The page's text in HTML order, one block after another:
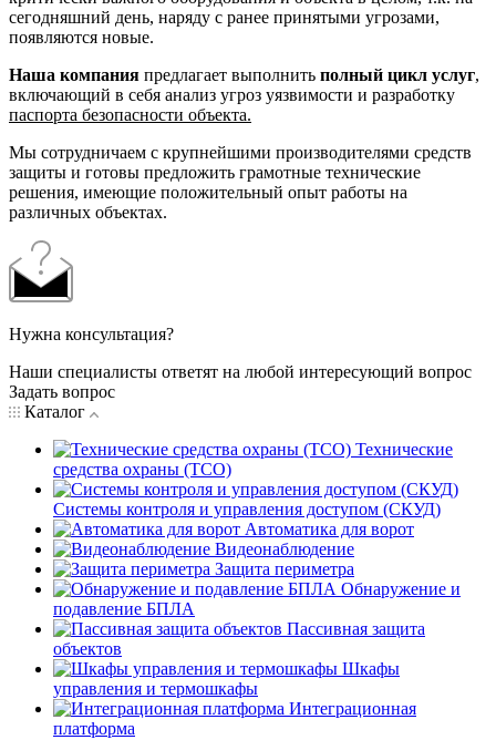
сегодняшний день, наряду с ранее принятыми угрозами,
появляются новые.
Наша компания предлагает выполнить полный цикл услуг,
включающий в себя анализ угроз уязвимости и разработку
паспорта безопасности объекта.
Мы сотрудничаем с крупнейшими производителями средств
защиты и готовы предложить грамотные технические
решения, имеющие положительный опыт работы на
различных объектах.
Нужна консультация?
Наши специалисты ответят на любой интересующий вопрос
Задать вопрос
Каталог
Технические
средства охраны (ТСО)
Системы контроля и управления доступом (СКУД)
Автоматика для ворот
Видеонаблюдение
Защита периметра
Обнаружение и
подавление БПЛА
Пассивная защита
объектов
Шкафы
управления и термошкафы
Интеграционная
платформа